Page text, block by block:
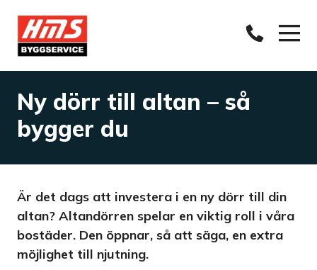
Ny dörr till altan – så
bygger du
Är det dags att investera i en ny dörr till din
altan? Altandörren spelar en viktig roll i våra
bostäder. Den öppnar, så att säga, en extra
möjlighet till njutning.